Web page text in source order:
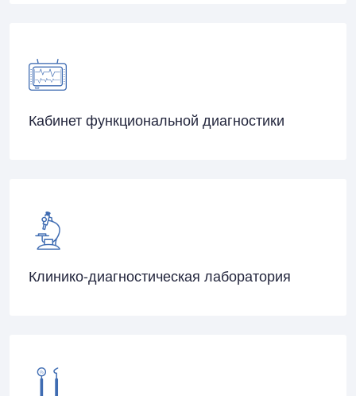
Кабинет функциональной диагностики
Клинико-диагностическая лаборатория